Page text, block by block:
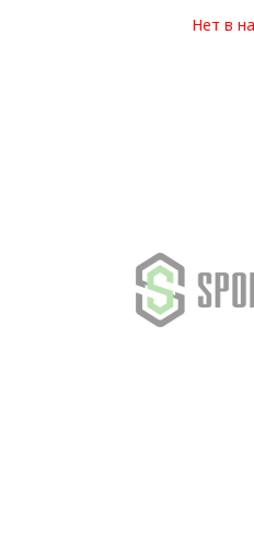
Нет в